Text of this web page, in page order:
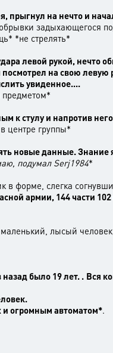
прыгнул на нечто и
задыхающегося
*не стрелять*
левой рукой, нечто
на свою левую
увиденное....
предметом*
к стулу и напротив
центре группы*
новые данные. Знание
подумал Serj1984*
в форме, слегка
армии, 144 части
лысый
было 19 лет. . Вся
и огромным автоматом*.